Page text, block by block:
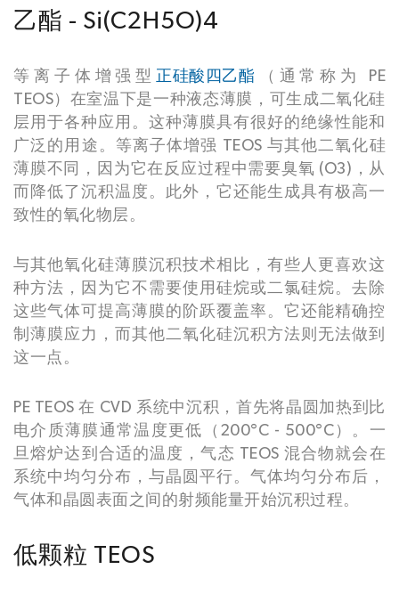
乙酯 - Si(C2H5O)4
等离子体增强型 正硅酸四乙酯 （通常称为 PE
TEOS）在室温下是一种液态薄膜，可生成二氧化硅
层用于各种应用。这种薄膜具有很好的绝缘性能和
广泛的用途。等离子体增强 TEOS 与其他二氧化硅
薄膜不同，因为它在反应过程中需要臭氧 (O3)，从
而降低了沉积温度。此外，它还能生成具有极高一
致性的氧化物层。
与其他氧化硅薄膜沉积技术相比，有些人更喜欢这
种方法，因为它不需要使用硅烷或二氯硅烷。去除
这些气体可提高薄膜的阶跃覆盖率。它还能精确控
制薄膜应力，而其他二氧化硅沉积方法则无法做到
这一点。
PE TEOS 在 CVD 系统中沉积，首先将晶圆加热到比
电介质薄膜通常温度更低（200°C - 500°C）。一
旦熔炉达到合适的温度，气态 TEOS 混合物就会在
系统中均匀分布，与晶圆平行。气体均匀分布后，
气体和晶圆表面之间的射频能量开始沉积过程。
低颗粒 TEOS